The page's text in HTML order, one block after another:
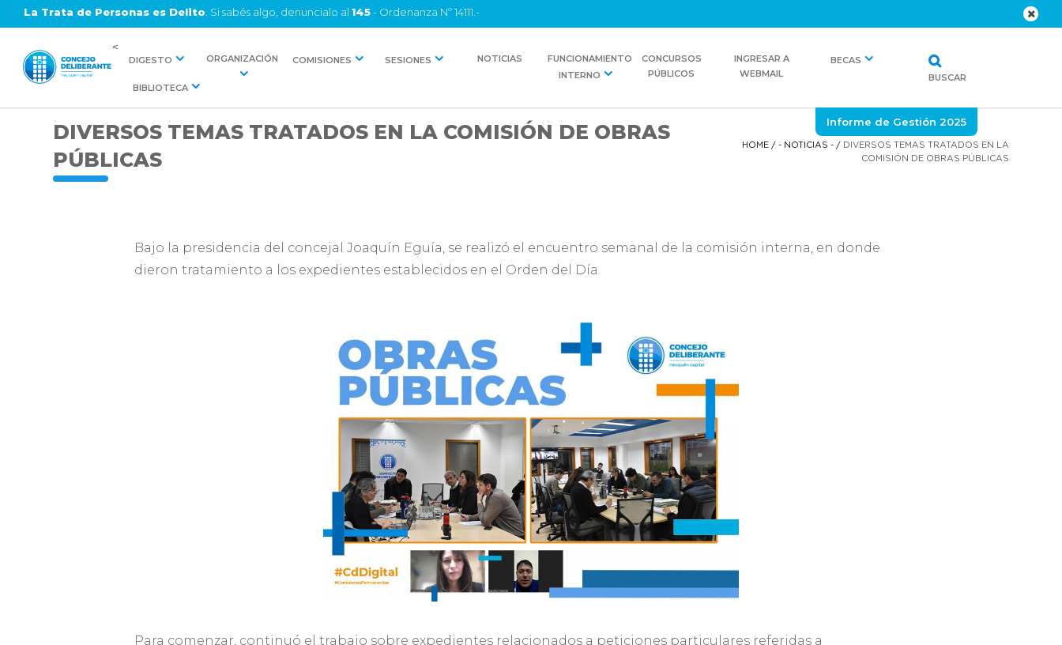
La Trata de Personas es Delito . Si sabés algo, denuncialo al 145- Ordenanza Nº 14111.-
<
DIGESTO ORGANIZACIÓN COMISIONES SESIONES NOTICIAS
FUNCIONAMIENTO
INTERNO
CONCURSOS
PÚBLICOS
INGRESAR A
WEBMAIL
BECAS
BIBLIOTECA
BUSCAR
Informe de Gestión 2025
DIVERSOS TEMAS TRATADOS EN LA COMISIÓN DE OBRAS
PÚBLICAS
HOME/ - NOTICIAS -/ DIVERSOS TEMAS TRATADOS EN LA
COMISIÓN DE OBRAS PÚBLICAS
Bajo la presidencia del concejal Joaquín Eguía, se realizó el encuentro semanal de la comisión interna, en donde
dieron tratamiento a los expedientes establecidos en el Orden del Día.
Para comenzar, continuó el trabajo sobre expedientes relacionados a peticiones particulares referidas a